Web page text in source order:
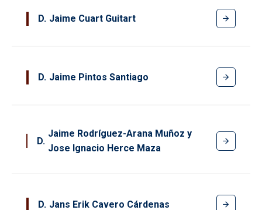
D Jaime Cuart Guitart
D Jaime Pintos Santiago
D
Jaime Rodríguez-Arana Muñoz y
Jose Ignacio Herce Maza
D Jans Erik Cavero Cárdenas